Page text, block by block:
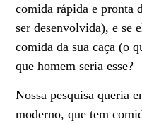
comida rápida e pronta
ser desenvolvida), e se
comida da sua caça (o
que homem seria esse?
Nossa pesquisa queria
moderno, que tem